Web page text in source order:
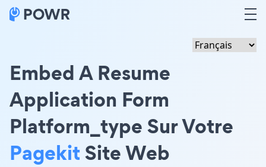
Embed A Resume
Application Form
Platform_type Sur Votre
PagekitSite Web